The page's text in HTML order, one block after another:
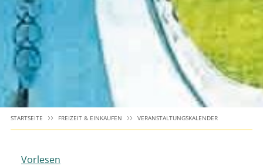
STARTSEITE FREIZEIT & EINKAUFEN VERANSTALTUNGSKALENDER
Vorlesen